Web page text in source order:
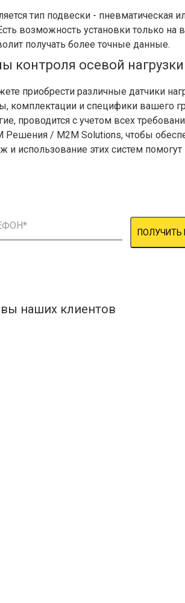
тип подвески - пневматическая
возможность установки только
получать более точные данные.
контроля осевой нагрузки
различные датчики
комплектации и специфики вашего
проводится с учетом всех
/ M2M Solutions, чтобы
использование этих систем
ПОЛУЧИТЬ
наших клиентов